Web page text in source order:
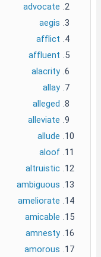
advocate
aegis
afflict
affluent
alacrity
allay
alleged
alleviate
allude
aloof
altruistic
ambiguous
ameliorate
amicable
amnesty
amorous